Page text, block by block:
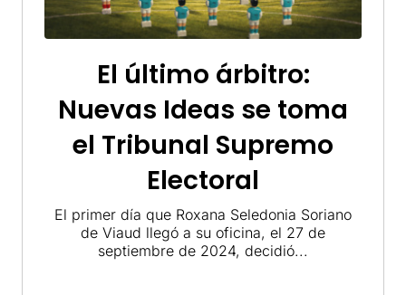
El último árbitro:
Nuevas Ideas se toma
el Tribunal Supremo
Electoral
El primer día que Roxana Seledonia Soriano
de Viaud llegó a su oficina, el 27 de
septiembre de 2024, decidió...